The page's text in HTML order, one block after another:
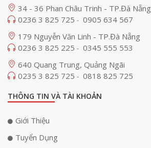
34 - 36 Phan Châu Trinh - TP.Đà Nẵng
0236 3 825 725 - 0905 634 567
179 Nguyễn Văn Linh - TP.Đà Nẵng
0236 3 825 225 - 0345 555 553
640 Quang Trung, Quảng Ngãi
0235 3 825 725 - 0818 825 725
THÔNG TIN VÀ TÀI KHOẢN
Giới Thiệu
Tuyển Dụng